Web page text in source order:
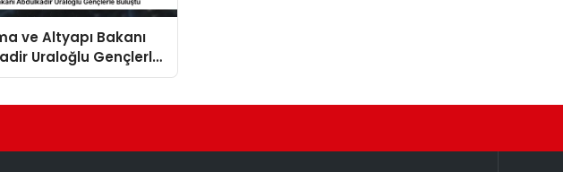
ve Altyapı Bakanı
Uraloğlu Gençlerle